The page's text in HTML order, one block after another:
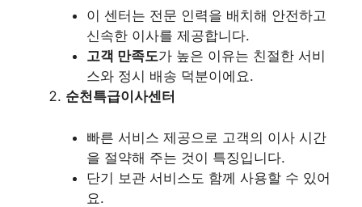
이 센터는 전문 인력을 배치해 안전하고
신속한 이사를 제공합니다.
고객 만족도가 높은 이유는 친절한 서비
스와 정시 배송 덕분이에요.
순천특급이사센터
빠른 서비스 제공으로 고객의 이사 시간
을 절약해 주는 것이 특징입니다.
단기 보관 서비스도 함께 사용할 수 있어
요.